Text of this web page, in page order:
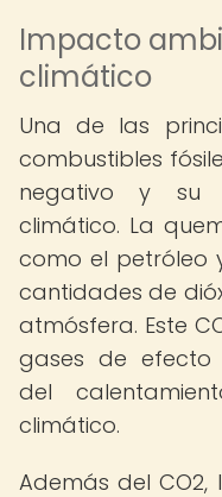
Impacto
climático
Una de las
combustibles
negativo y su
climático. La
como el petróleo
cantidades de
atmósfera. Este
gases de efecto
del
climático.
Además del